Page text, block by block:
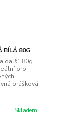
BÍLÁ 80G
další. 80g
pro
prášková
Skladem